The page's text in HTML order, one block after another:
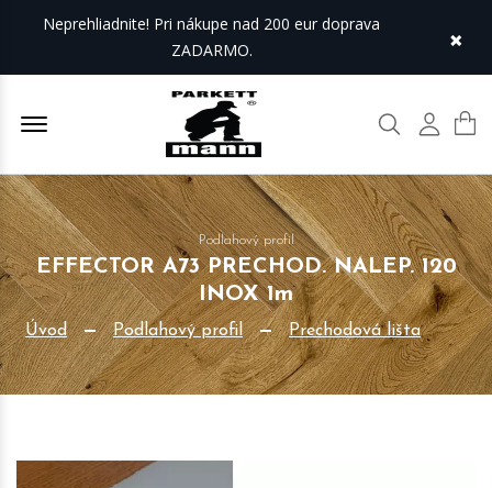
Neprehliadnite! Pri nákupe nad 200 eur doprava
ZADARMO.
×
Offcanvas Menu Open Hľadať Môj
Podlahový profil
EFFECTOR A73 PRECHOD. NALEP. 120
INOX 1m
Úvod Podlahový profil Prechodová lišta